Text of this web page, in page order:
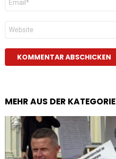
Mail
*
Website
MEHR AUS DER KATEGORIE